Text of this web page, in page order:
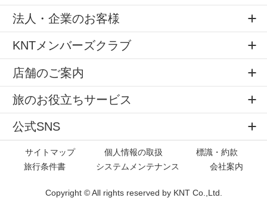
法人・企業のお客様
KNTメンバーズクラブ
店舗のご案内
旅のお役立ちサービス
公式SNS
サイトマップ 個人情報の取扱
標識・約款
旅行条件書
システムメンテナンス 会社案内
Copyright © All rights reserved by KNT Co.,Ltd.